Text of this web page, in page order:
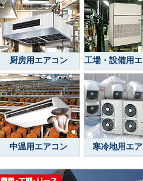
厨房用エアコン 工場・設備用
中温用エアコン 寒冷地用エ